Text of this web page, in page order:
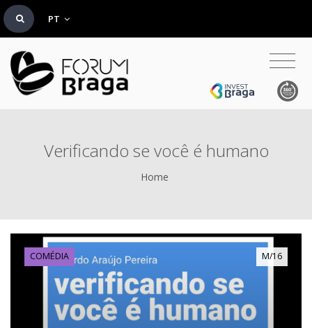
PT
Verificando se você é humano
Home
COMÉDIA M/16